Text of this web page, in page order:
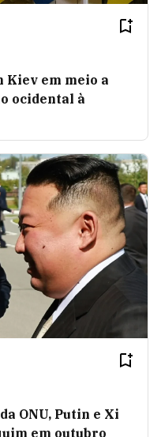
Kiev em meio a
ocidental à
ONU, Putin e Xi
em outubro